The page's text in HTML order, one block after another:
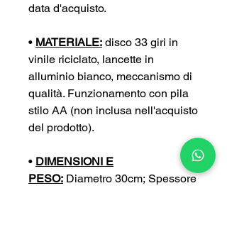
data d'acquisto.
• MATERIALE: disco 33 giri in
vinile riciclato, lancette in
alluminio bianco, meccanismo di
qualità. Funzionamento con pila
stilo AA (non inclusa nell'acquisto
del prodotto).
• DIMENSIONI E
PESO: Diametro 30cm; Spessore